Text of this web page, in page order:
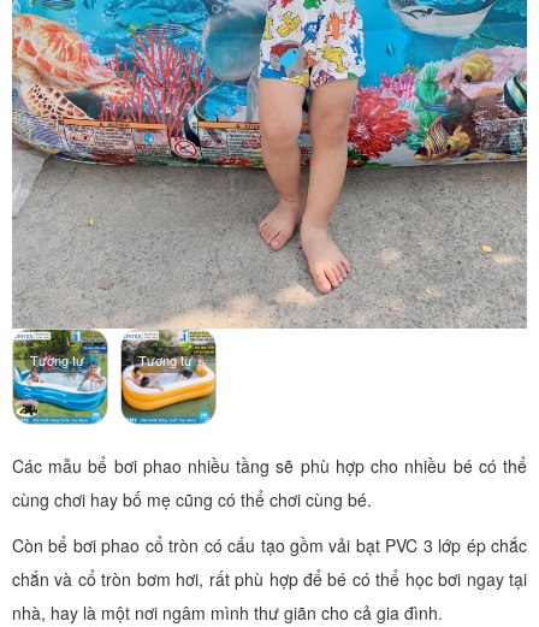
Tương tự Tương tự
Các mẫu bể bơi phao nhiều tầng sẽ phù hợp cho nhiều bé có thể
cùng chơi hay bố mẹ cũng có thể chơi cùng bé.
Còn bể bơi phao cổ tròn có cấu tạo gồm vải bạt PVC 3 lớp ép chắc
chắn và cổ tròn bơm hơi, rất phù hợp để bé có thể học bơi ngay tại
nhà, hay là một nơi ngâm mình thư giãn cho cả gia đình.